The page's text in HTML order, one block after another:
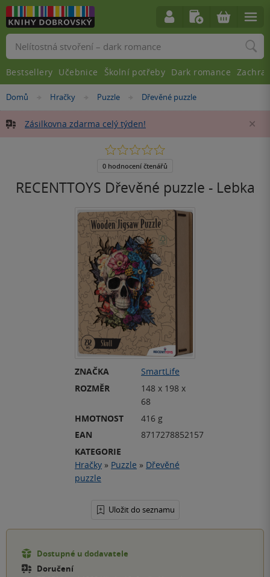
Nacházíte
zde:
Domů »Hračky »Puzzle »
Dřevěné puzzle
Zásilkovna zdarma celý týden!
RECENTTOYS Dřevěné puzzle - Lebka
ZNAČKA
SmartLife
ROZMĚR
148 x 198 x
68
HMOTNOST
416 g
EAN
8717278852157
KATEGORIE
Hračky » Puzzle » Dřevěné
puzzle
Uložit do seznamu
0.0
5
0 hodnocení čtenářů
Dostupné u dodavatele
Doručení
Vyhledávání
Bestsellery Učebnice Školní potřeby Dark romance